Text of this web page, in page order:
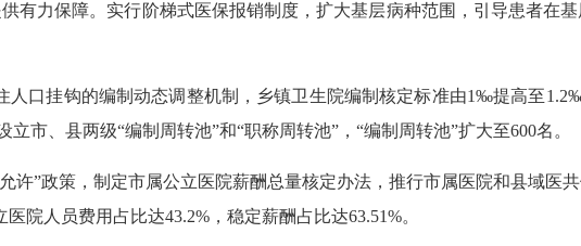
有力保障。实行阶梯式医保报销制度，扩大基层病种范围，引导患者在
挂钩的编制动态调整机制，乡镇卫生院编制核定标准由1‰提高至1.2‰
市、县两级“编制周转池”和“职称周转池”，“编制周转池”扩大至600名。
”政策，制定市属公立医院薪酬总量核定办法，推行市属医院和县域医
院人员费用占比达43.2%，稳定薪酬占比达63.51%。